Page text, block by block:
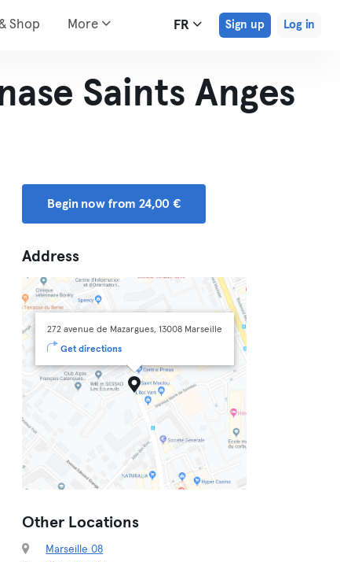
Shop More FR Sign up Log in
Saints Anges
Begin now from 24,00 €
Address
272 avenue de Mazargues, 13008 Marseille
Get directions
Other Locations
Marseille 08